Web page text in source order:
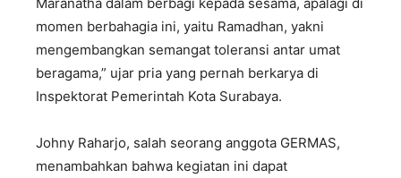
momen berbahagia ini, yaitu Ramadhan, yakni
mengembangkan semangat toleransi antar umat
beragama,” ujar pria yang pernah berkarya di
Inspektorat Pemerintah Kota Surabaya.
Johny Raharjo, salah seorang anggota GERMAS,
menambahkan bahwa kegiatan ini dapat